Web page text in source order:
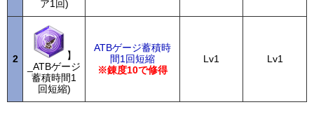
ア1回)
2
】
_ATBゲージ
蓄積時間1
回短縮)
ATBゲージ蓄積時
間1回短縮
※錬度10で修得
Lv1 Lv1